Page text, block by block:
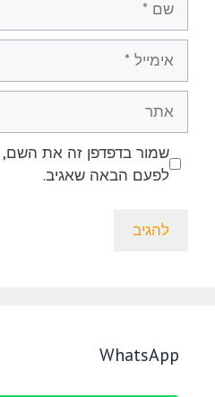
שמור בדפדפן זה את השם,
לפעם הבאה שאגיב.
WhatsApp